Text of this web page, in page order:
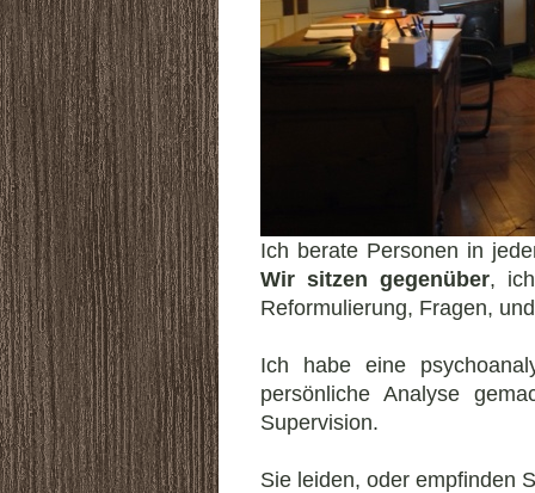
Ich berate Personen in
Wir sitzen gegenüber,
Reformulierung, Fragen,
Ich habe eine
persönliche Analyse
Supervision.
Sie leiden, oder empfinden